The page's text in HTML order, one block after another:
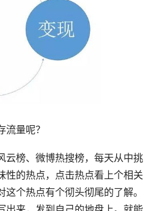
量呢？
云榜、微博热搜榜，每天从中挑
性的热点，点击热点看上个相关
个热点有个彻头彻尾的了解。